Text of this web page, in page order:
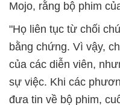
Mojo, rằng bộ phim
"Họ liên tục từ chối
bằng chứng. Vì vậy,
của các diễn viên,
sự việc. Khi các
đưa tin về bộ phim,